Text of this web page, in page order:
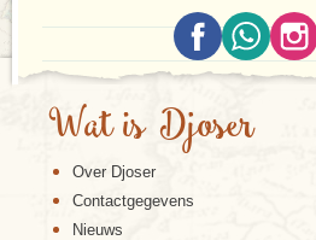
Wat is Djoser
Over Djoser
Contactgegevens
Nieuws